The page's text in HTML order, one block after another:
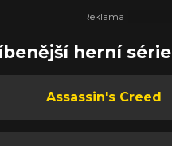
herní série
Assassin's Creed